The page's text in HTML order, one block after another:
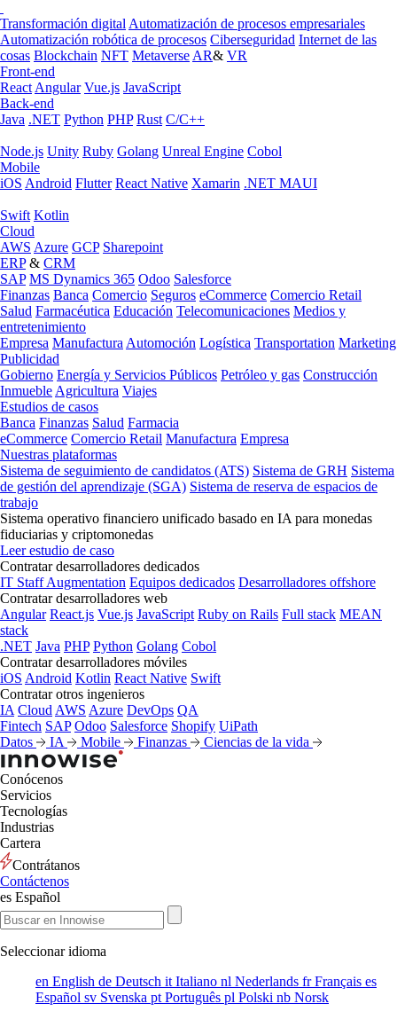
Transformación digital Automatización de procesos empresariales
Automatización robótica de procesos Ciberseguridad Internet de las
cosas Blockchain NFT Metaverse AR& VR
Front-end
React Angular Vue.js JavaScript
Back-end
Java .NET Python PHP Rust C/C++
Node.js Unity Ruby Golang Unreal Engine Cobol
Mobile
iOS Android Flutter React Native Xamarin .NET MAUI
Swift Kotlin
Cloud
AWS Azure GCP Sharepoint
ERP& CRM
SAP MS Dynamics 365 Odoo Salesforce
Finanzas Banca Comercio Seguros eCommerce Comercio Retail
Salud Farmacéutica Educación Telecomunicaciones Medios y
entretenimiento
Empresa Manufactura Automoción Logística Transportation Marketing
Publicidad
Gobierno Energía y Servicios Públicos Petróleo y gas Construcción
Inmueble Agricultura Viajes
Estudios de casos
Banca Finanzas Salud Farmacia
eCommerce Comercio Retail Manufactura Empresa
Nuestras plataformas
Sistema de seguimiento de candidatos (ATS) Sistema de GRH Sistema
de gestión del aprendizaje (SGA) Sistema de reserva de espacios de
trabajo
Sistema operativo financiero unificado basado en IA para monedas
fiduciarias y criptomonedas
Leer estudio de caso
Contratar desarrolladores dedicados
IT Staff Augmentation Equipos dedicados Desarrolladores offshore
Contratar desarrolladores web
Angular React.js Vue.js JavaScript Ruby on Rails Full stack MEAN
stack
.NET Java PHP Python Golang Cobol
Contratar desarrolladores móviles
iOS Android Kotlin React Native Swift
Contratar otros ingenieros
IA Cloud AWS Azure DevOps QA
Fintech SAP Odoo Salesforce Shopify UiPath
Datos
IA Mobile Finanzas Ciencias de la vida
Conócenos
Servicios
Tecnologías
Industrias
Cartera
Contrátanos
Contáctenos
es Español
Seleccionar idioma
en English de Deutsch it Italiano nl Nederlands frFrançais es
Español sv Svenska pt Português pl Polski nb Norsk